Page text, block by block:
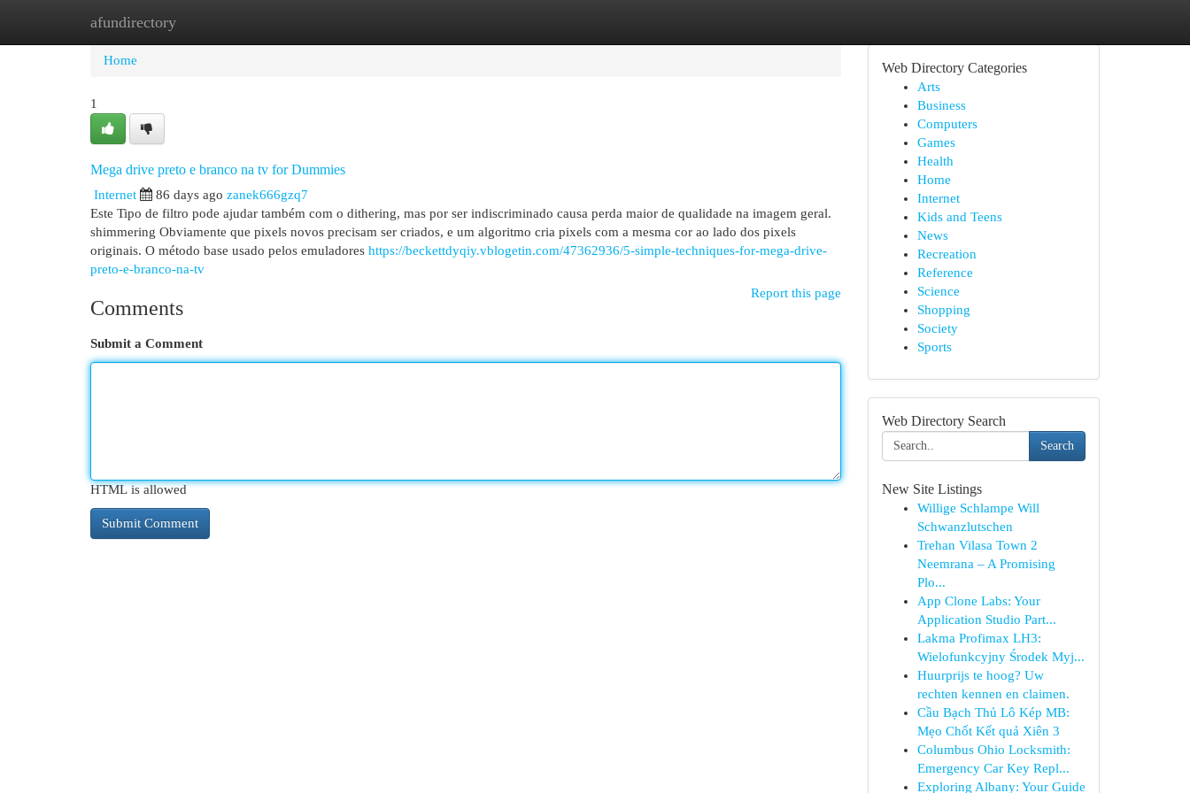
afundirectory
Home
Home
1
Mega drive preto e branco na tv for Dummies
Internet 86 days ago zanek666gzq7
Este Tipo de filtro pode ajudar também com o dithering, mas por ser indiscriminado causa perda maior de qualidade na imagem geral.
shimmering Obviamente que pixels novos precisam ser criados, e um algoritmo cria pixels com a mesma cor ao lado dos pixels
originais. O método base usado pelos emuladores https://beckettdyqiy.vblogetin.com/47362936/5-simple-techniques-for-mega-drive-
preto-e-branco-na-tv
Report this page
Comments
Submit a Comment
HTML is allowed
Web Directory Categories
Arts
Business
Computers
Games
Health
Home
Internet
Kids and Teens
News
Recreation
Reference
Science
Shopping
Society
Sports
Web Directory Search
Search
New Site Listings
Willige Schlampe Will
Schwanzlutschen
Trehan Vilasa Town 2
Neemrana – A Promising
Plo...
App Clone Labs: Your
Application Studio Part...
Lakma Profimax LH3:
Wielofunkcyjny Środek Myj...
Huurprijs te hoog? Uw
rechten kennen en claimen.
Cầu Bạch Thủ Lô Kép MB:
Mẹo Chốt Kết quả Xiên 3
Columbus Ohio Locksmith:
Emergency Car Key Repl...
Exploring Albany: Your Guide